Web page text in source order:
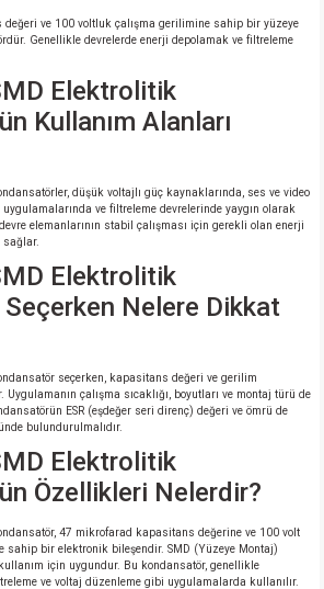
ve 100 voltluk çalışma gerilimine sahip bir yüzeye
Genellikle devrelerde enerji depolamak ve filtreleme
Elektrolitik
Kullanım Alanları
düşük voltajlı güç kaynaklarında, ses ve video
ve filtreleme devrelerinde yaygın olarak
elemanlarının stabil çalışması için gerekli olan enerji
sağlar.
Elektrolitik
Nelere Dikkat
seçerken, kapasitans değeri ve gerilim
çalışma sıcaklığı, boyutları ve montaj türü de
ESR (eşdeğer seri direnç) değeri ve ömrü de
bulundurulmalıdır.
Elektrolitik
Özellikleri Nelerdir?
47 mikrofarad kapasitans değerine ve 100 volt
sahip bir elektronik bileşendir. SMD (Yüzeye Montaj)
için uygundur. Bu kondansatör, genellikle
ve voltaj düzenleme gibi uygulamalarda kullanılır.